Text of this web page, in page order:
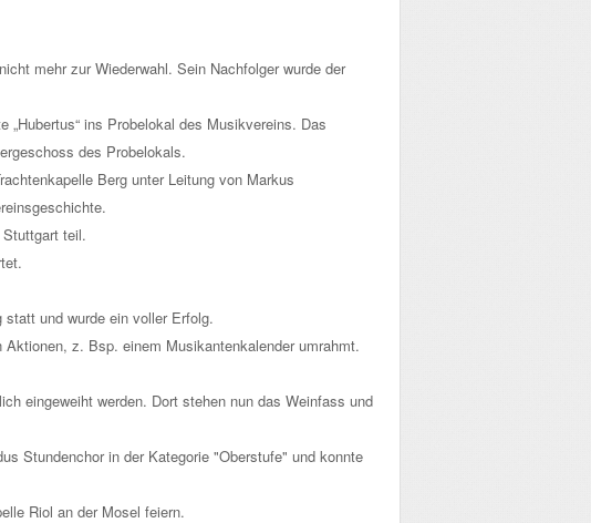
mehr zur Wiederwahl. Sein Nachfolger wurde der
ins Probelokal des Musikvereins. Das
des Probelokals.
Berg unter Leitung von Markus
teil.
und wurde ein voller Erfolg.
z. Bsp. einem Musikantenkalender umrahmt.
eingeweiht werden. Dort stehen nun das Weinfass und
Stundenchor in der Kategorie "Oberstufe" und konnte
Riol an der Mosel feiern.